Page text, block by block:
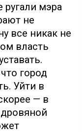
ругали мэра
не
все никак не
власть
город
Уйти в
— в